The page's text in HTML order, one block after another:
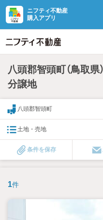
ニフティ不動産
購入アプリ
八頭郡智頭町（鳥取県
分譲地
八頭郡智頭町
土地・売地
条件を保存
1件